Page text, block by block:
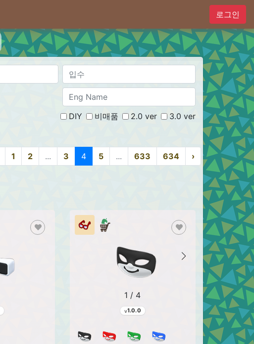
로그인
DIY 비매품 2.0 ver
3.0 ver
1 2 ... 3 4 5 ... 633 634 ›
1 / 4
1.0.0